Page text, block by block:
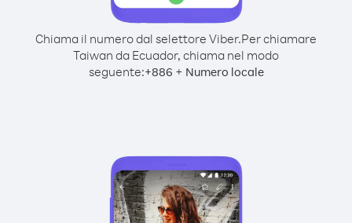
Chiama il numero dal selettore Viber.Per chiamare
Taiwan da Ecuador, chiama nel modo
seguente:+886 + Numero locale